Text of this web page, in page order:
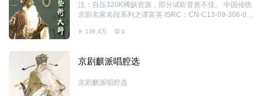
注：自压320K稀缺资源，部分试听音质不佳。 中国传统
京剧名家名段系列之谭富英 ISRC：CN-C13-09-306-00/
老生演员，著名京剧表演艺术家，四大须生之一。名豫
染，深受其父辈影响。后入富连成科班，向萧长华、王喜
下，打下了坚实的艺术功底。擅长靠把戏，后又在其父谭
138.4万 6
京剧麒派唱腔选
京剧麒派唱腔选